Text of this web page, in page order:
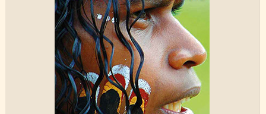
Christophe Darmangeat
Je ne sais pas quelle est la couleur de ma ceintur
e, mais je suis bien d'accord avec vous sur le…
Christophe Darmangeat
C'est en effet un bon livre, tout à fait recommandab
le.
ChristianP